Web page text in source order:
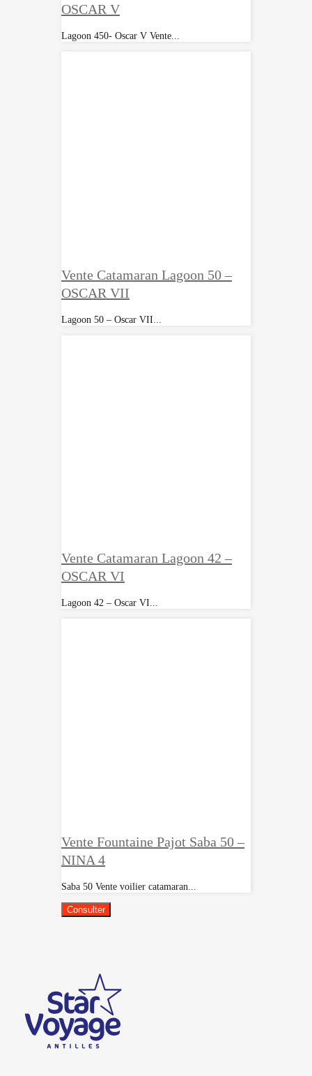
OSCAR V
Lagoon 450- Oscar V Vente...
Vente Catamaran Lagoon 50 –
OSCAR VII
Lagoon 50 – Oscar VII...
Vente Catamaran Lagoon 42 –
OSCAR VI
Lagoon 42 – Oscar VI...
Vente Fountaine Pajot Saba 50 –
NINA 4
Saba 50 Vente voilier catamaran...
Consulter